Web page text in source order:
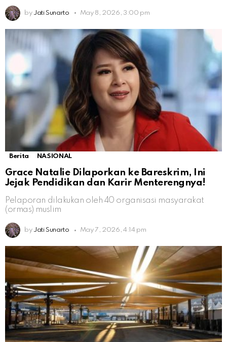
by Jati Sunarto May 8, 2026, 3:00 pm
Berita NASIONAL
Grace Natalie Dilaporkan ke Bareskrim, Ini
Jejak Pendidikan dan Karir Menterengnya!
Pelaporan dilakukan oleh 40 organisasi masyarakat
(ormas) muslim
by Jati Sunarto May 7, 2026, 4:14 pm